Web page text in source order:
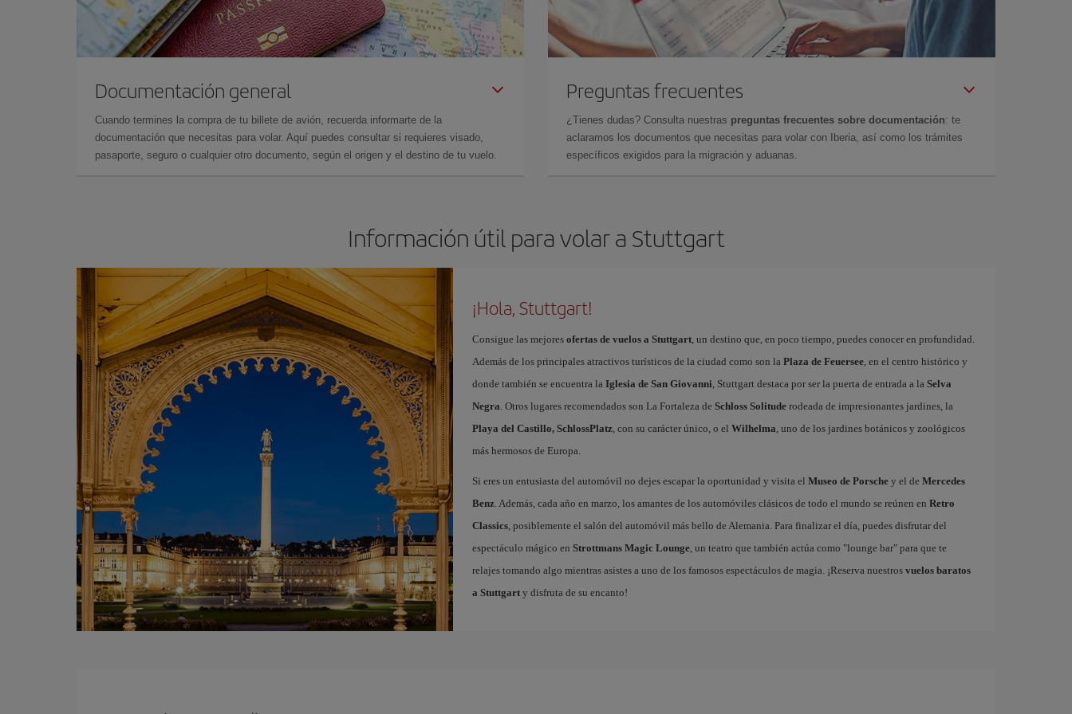
Documentación general
Cuando termines la compra de tu billete de avión, recuerda informarte de la
documentación que necesitas para volar. Aquí puedes consultar si requieres visado,
pasaporte, seguro o cualquier otro documento, según el origen y el destino de tu vuelo.
Preguntas frecuentes
¿Tienes dudas? Consulta nuestras preguntas frecuentes sobre documentación: te
aclaramos los documentos que necesitas para volar con Iberia, así como los trámites
específicos exigidos para la migración y aduanas.
Información útil para volar a Stuttgart
¡Hola, Stuttgart!
Consigue las mejores ofertas de vuelos a Stuttgart, un destino que, en poco tiempo, puedes conocer en profundidad.
Además de los principales atractivos turísticos de la ciudad como son la Plaza de Feuersee, en el centro histórico y
donde también se encuentra la Iglesia de San Giovanni, Stuttgart destaca por ser la puerta de entrada a la Selva
Negra. Otros lugares recomendados son La Fortaleza de Schloss Solituderodeada de impresionantes jardines, la
Playa del Castillo, SchlossPlatz, con su carácter único, o el Wilhelma, uno de los jardines botánicos y zoológicos
más hermosos de Europa.
Si eres un entusiasta del automóvil no dejes escapar la oportunidad y visita el Museo de Porschey el de Mercedes
Benz. Además, cada año en marzo, los amantes de los automóviles clásicos de todo el mundo se reúnen en Retro
Classics, posiblemente el salón del automóvil más bello de Alemania. Para finalizar el día, puedes disfrutar del
espectáculo mágico en Strottmans Magic Lounge, un teatro que también actúa como "lounge bar" para que te
relajes tomando algo mientras asistes a uno de los famosos espectáculos de magia. ¡Reserva nuestros vuelos baratos
a Stuttgarty disfruta de su encanto!